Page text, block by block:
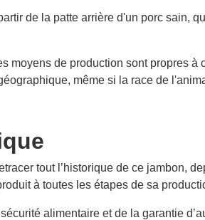
de la patte arrière d'un porc sain,
moyens de production sont propres
même si la race de
tout l’historique de ce jambon,
à toutes les étapes de sa
alimentaire et de la garantie